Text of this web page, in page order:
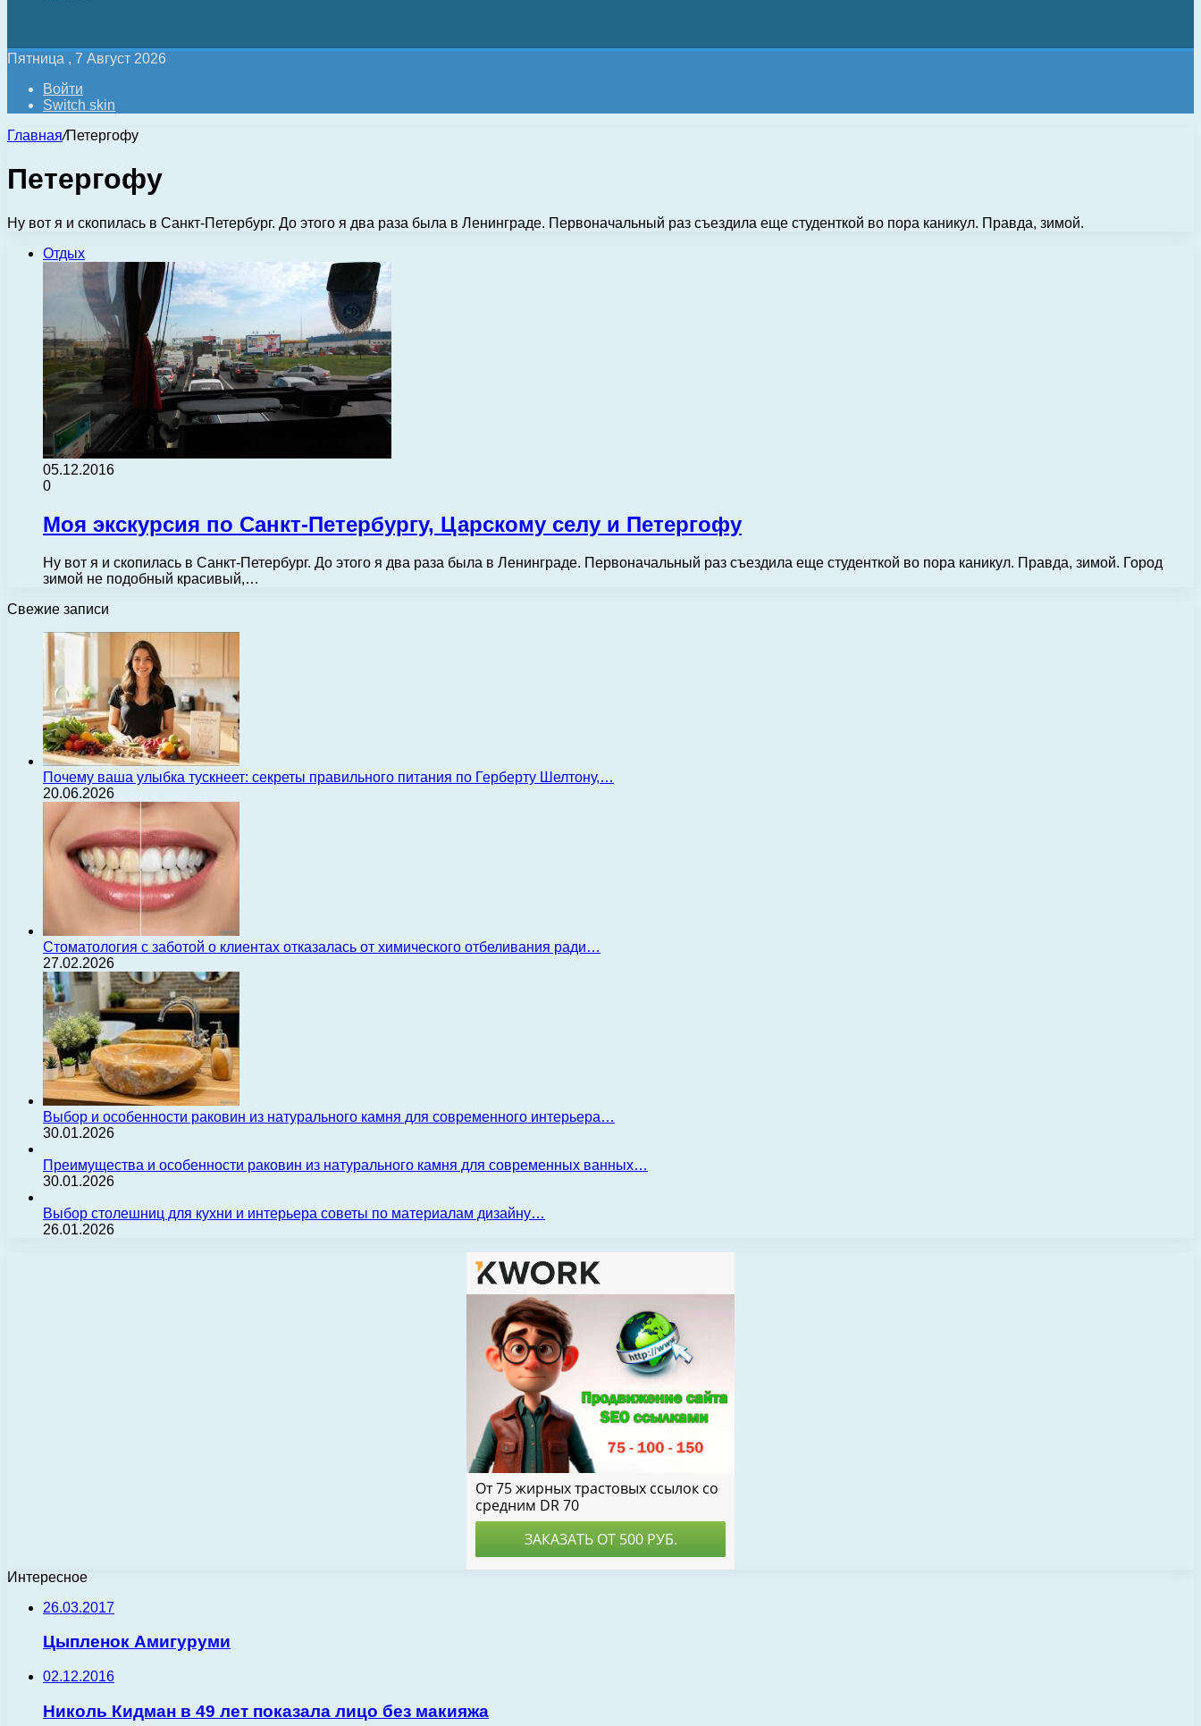
Пятница , 7 Август 2026
Войти
Switch skin
Главная/Петергофу
Петергофу
Ну вот я и скопилась в Санкт-Петербург. До этого я два раза была в Ленинграде. Первоначальный раз съездила еще студенткой во пора каникул. Правда, зимой.
Отдых
05.12.2016
0
Моя экскурсия по Санкт-Петербургу, Царскому селу и Петергофу
Ну вот я и скопилась в Санкт-Петербург. До этого я два раза была в Ленинграде. Первоначальный раз съездила еще студенткой во пора каникул. Правда, зимой. Город
зимой не подобный красивый,…
Свежие записи
Почему ваша улыбка тускнеет: секреты правильного питания по Герберту Шелтону,…
20.06.2026
Стоматология с заботой о клиентах отказалась от химического отбеливания ради…
27.02.2026
Выбор и особенности раковин из натурального камня для современного интерьера…
30.01.2026
Преимущества и особенности раковин из натурального камня для современных ванных…
30.01.2026
Выбор столешниц для кухни и интерьера советы по материалам дизайну…
26.01.2026
Интересное
26.03.2017
Цыпленок Амигуруми
02.12.2016
Николь Кидман в 49 лет показала лицо без макияжа